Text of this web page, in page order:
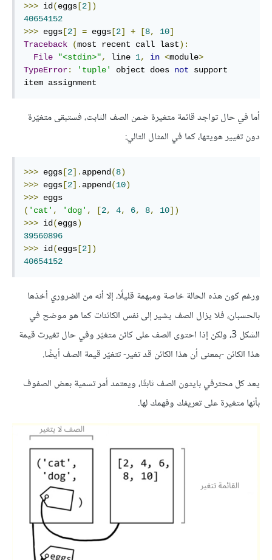
>>> id (eggs [2])
40654152
>>> eggs [2] = eggs [2] + [8, 10]
Traceback
(most recent call last):
File
"<stdin>", line 1, in <module>
TypeError: 'tuple' object does not support
item assignment
أما في حال تواجد قائمة متغيرة ضمن الصف الثابت، فستبقى متغيّرة
دون تغيير هويتها، كما في المثال التالي:
>>> eggs [2]. append (8)
>>> eggs [2]. append (10)
>>>
( 'cat' , 'dog' , [2, 4, 6, 8, 10])
>>> id (eggs)
39560896
>>> id (eggs [2])
40654152
ورغم كون هذه الحالة خاصة ومبهمة قليلًا، إلا أنه من الضروري أخذها
بالحسبان، فلا يزال الصف يشير إلى نفس الكائنات كما هو موضح في
الشكل 3، ولكن إذا احتوى الصف على كائن متغيّر وفي حال تغيرت قيمة
هذا الكائن -بمعنى أن هذا الكائن قد تغير- تتغيّر قيمة الصف أيضًا.
يعد كل محترفي بايثون الصف ثابتًا، ويعتمد أمر تسمية بعض الصفوف
بأنها متغيرة على تعريفك وفهمك لها.